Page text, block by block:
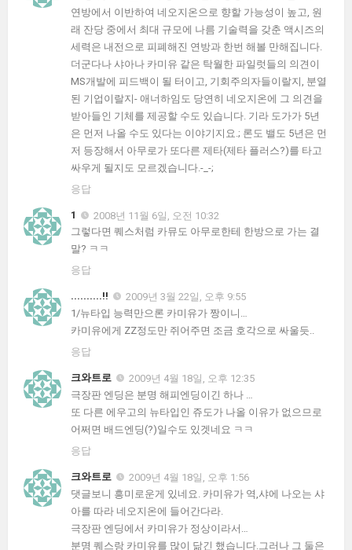
연방에서 이반하여 네오지온으로 향할 가능성이 높고, 원
래 잔당 중에서 최대 규모에 나름 기술력을 갖춘 액시즈의
세력은 내전으로 피폐해진 연방과 한번 해볼 만해집니다.
더군다나 샤아나 카미유 같은 탁월한 파일럿들의 의견이
MS개발에 피드백이 될 터이고, 기회주의자들이랄지, 분열
된 기업이랄지- 애너하임도 당연히 네오지온에 그 의견을
받아들인 기체를 제공할 수도 있습니다. 기라 도가가 5년
은 먼저 나올 수도 있다는 이야기지요.; 론도 밸도 5년은 먼
저 등장해서 아무로가 또다른 제타(제타 플러스?)를 타고
싸우게 될지도 모르겠습니다.-_-;
응답
1
2008년 11월 6일, 오전 10:32
그렇다면 퀘스처럼 카뮤도 아무로한테 한방으로 가는 결
말? ㅋㅋ
응답
..........!!
2009년 3월 22일, 오후 9:55
1/뉴타입 능력만으론 카미유가 짱이니…
카미유에게 ZZ정도만 쥐어주면 조금 호각으로 싸울듯..
응답
크와트로
2009년 4월 18일, 오후 12:35
극장판 엔딩은 분명 해피엔딩이긴 하나 …
또 다른 에우고의 뉴타입인 쥬도가 나올 이유가 없으므로
어쩌면 배드엔딩(?)일수도 있겟네요 ㅋㅋ
응답
크와트로
2009년 4월 18일, 오후 1:56
댓글보니 흥미로운게 있네요. 카미유가 역,샤에 나오는 샤
아를 따라 네오지온에 들어간다라.
극장판 엔딩에서 카미유가 정상이라서…
분명 퀘스랑 카미유를 많이 닮긴 했습니다.그러나 그 둘은